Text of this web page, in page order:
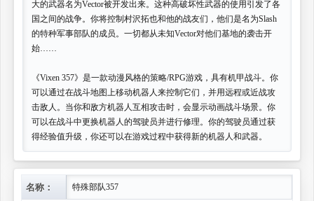
大的武器名为Vector被开发出来。这种高破坏性武器的使用引发了各
国之间的战争。你将控制村沢拓也和他的战友们，他们是名为Slash
的特种军事部队的成员。一切都从未知Vector对他们基地的袭击开
始……
《Vixen 357》是一款动漫风格的策略/RPG游戏，具有机甲战斗。你
可以通过在战斗地图上移动机器人来控制它们，并用远程或近战攻
击敌人。当你和敌方机器人互相攻击时，会显示动画战斗场景。你
可以在战斗中更换机器人的驾驶员并进行修理。你的驾驶员通过获
得经验值升级，你还可以在游戏过程中获得新的机器人和武器。
名称： 特殊部队357